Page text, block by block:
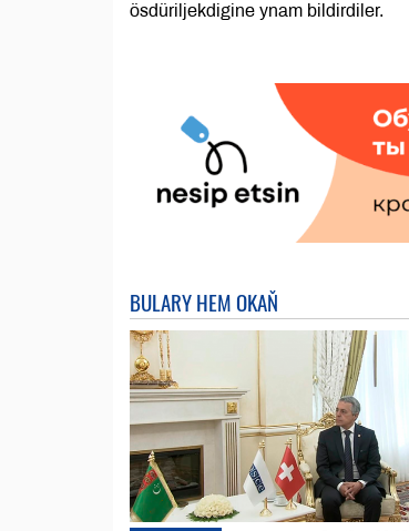
ösdüriljekdigine ynam bildirdiler.
BULARY HEM OKAŇ